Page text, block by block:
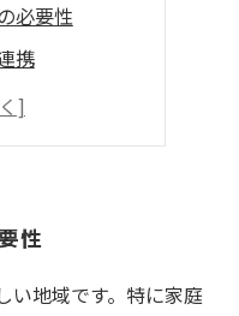
必要性
携
ス
実現
性
い地域です。特に家庭